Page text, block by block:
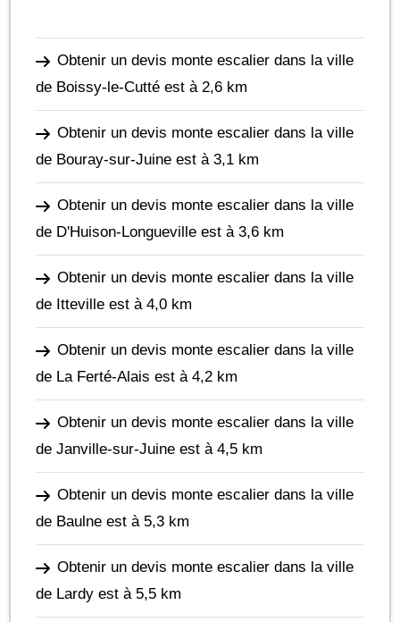
Obtenir un devis monte escalier dans la ville
de Boissy-le-Cutté est à 2,6 km
Obtenir un devis monte escalier dans la ville
de Bouray-sur-Juine est à 3,1 km
Obtenir un devis monte escalier dans la ville
de D'Huison-Longueville est à 3,6 km
Obtenir un devis monte escalier dans la ville
de Itteville est à 4,0 km
Obtenir un devis monte escalier dans la ville
de La Ferté-Alais est à 4,2 km
Obtenir un devis monte escalier dans la ville
de Janville-sur-Juine est à 4,5 km
Obtenir un devis monte escalier dans la ville
de Baulne est à 5,3 km
Obtenir un devis monte escalier dans la ville
de Lardy est à 5,5 km